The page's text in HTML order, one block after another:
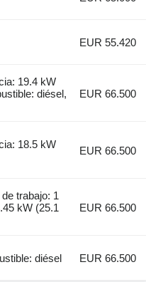
EUR 55.420
19.4 kW
diésel,
EUR 66.500
18.5 kW
EUR 66.500
trabajo: 1
kW (25.1
EUR 66.500
diésel EUR 66.500